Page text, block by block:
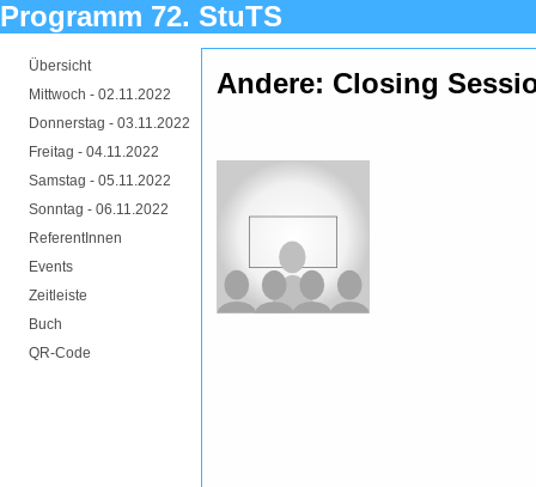
Programm 72. StuTS
Übersicht
Mittwoch - 02.11.2022
Donnerstag - 03.11.2022
Freitag - 04.11.2022
Samstag - 05.11.2022
Sonntag - 06.11.2022
ReferentInnen
Events
Zeitleiste
Buch
QR-Code
Andere: Closing